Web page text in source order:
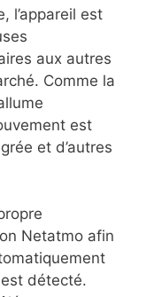
l’appareil est
aux autres
Comme la
est
et d’autres
Netatmo afin
détecté.